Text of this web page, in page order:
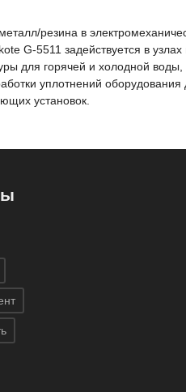
резина в
G-5511 задействуется в
для горячей и холодной
уплотнений оборудования
установок.